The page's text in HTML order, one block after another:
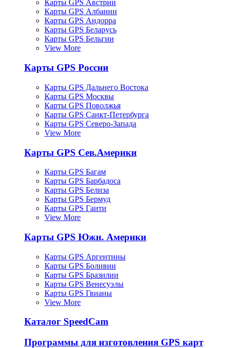
Карты GPS Австрии
Карты GPS Албании
Карты GPS Андорра
Карты GPS Беларусь
Карты GPS Бельгии
View More
Карты GPS России
Карты GPS Дальнего Востока
Карты GPS Москвы
Карты GPS Поволжья
Карты GPS Санкт-Петербурга
Карты GPS Северо-Запада
View More
Карты GPS Сев.Америки
Карты GPS Багам
Карты GPS Барбадоса
Карты GPS Белиза
Карты GPS Бермуд
Карты GPS Гаити
View More
Карты GPS Южн. Америки
Карты GPS Аргентины
Карты GPS Боливии
Карты GPS Бразилии
Карты GPS Венесуэлы
Карты GPS Гвианы
View More
Каталог SpeedCam
Программы для изготовления GPS карт